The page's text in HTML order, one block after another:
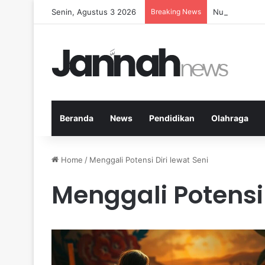
Senin, Agustus 3 2026 Breaking News Nutrisi yang
Beranda News Pendidikan Olahraga
Home / Menggali Potensi Diri lewat Seni
Menggali